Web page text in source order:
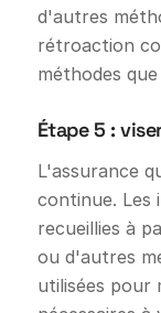
d'autres
rétroaction
méthodes
Étape 5 :
L'assurance
continue. Les
recueillies à
ou d'autres
utilisées pour